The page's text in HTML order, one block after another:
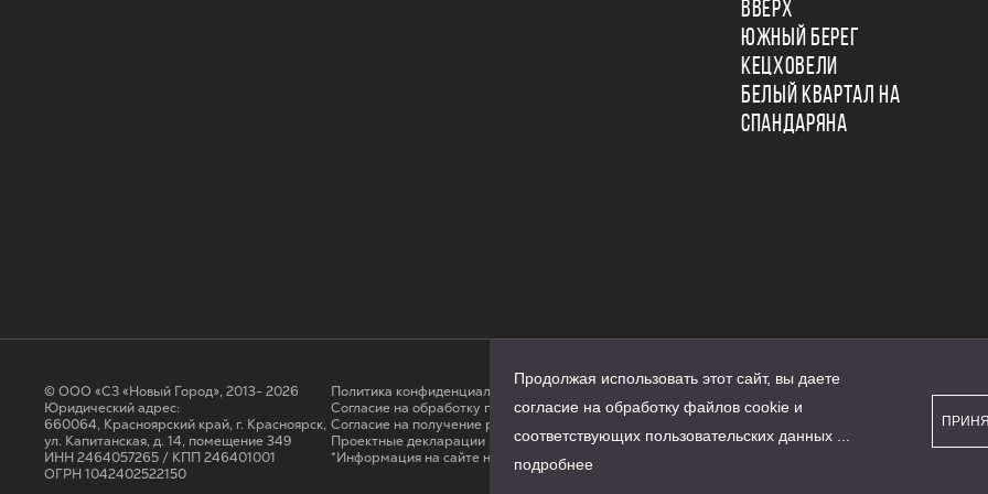
ВВЕРХ
ЮЖНЫЙ БЕРЕГ
КЕЦХОВЕЛИ
БЕЛЫЙ КВАРТАЛ НА
СПАНДАРЯНА
© ООО «СЗ «Новый Город», 2013- 2026
Юридический адрес:
660064, Красноярский край, г. Красноярск,
ул. Капитанская, д. 14, помещение 349
ИНН 2464057265 / КПП 246401001
ОГРН 1042402522150
Политика конфиденциальности
Согласие на обработку персональных данных
Cогласие на получение рассылки
Проектные декларации на сайте наш.дом.рф
*Информация на сайте не является публичной офертой
Продолжая использовать этот сайт, вы даете
согласие на обработку файлов cookie и
соответствующих пользовательских данных
подробнее